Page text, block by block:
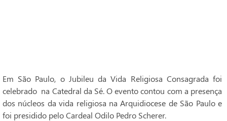
Em São Paulo, o Jubileu da Vida Religiosa Consagrada foi
celebrado na Catedral da Sé. O evento contou com a presença
dos núcleos da vida religiosa na Arquidiocese de São Paulo e
foi presidido pelo Cardeal Odilo Pedro Scherer.